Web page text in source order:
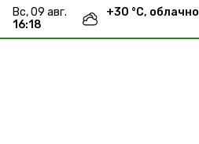
вс, 09 авг.
16:18
+30 °С, облачно